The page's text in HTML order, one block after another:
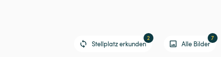
Alle Bilder
7
Stellplatz erkunden
2